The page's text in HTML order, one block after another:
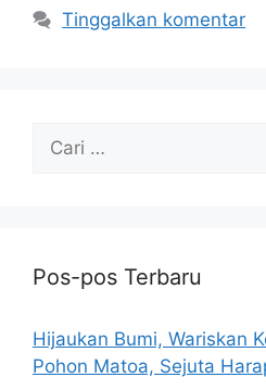
Tinggalkan komentar
Pos-pos Terbaru
Hijaukan Bumi, Wariskan
Pohon Matoa, Sejuta